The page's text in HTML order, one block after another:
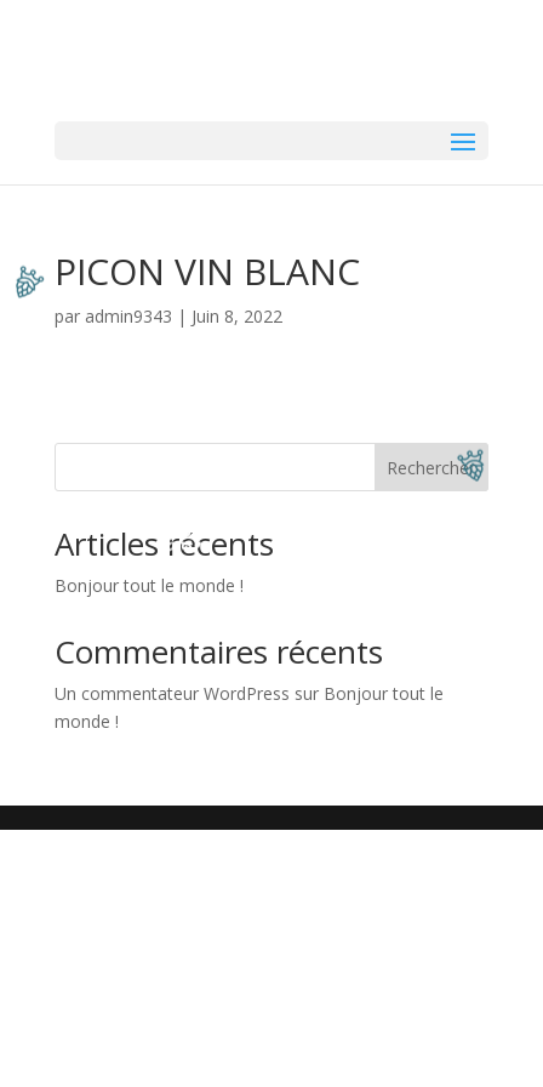
PICON VIN BLANC
par admin9343 | Juin 8, 2022
Rechercher
Articles récents
Bonjour tout le monde !
Commentaires récents
Un commentateur WordPress sur Bonjour tout le
monde !